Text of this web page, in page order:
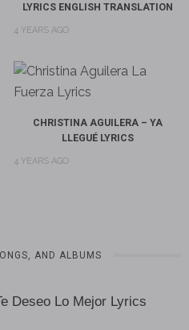
LYRICS ENGLISH TRANSLATION
4 YEARS AGO
CHRISTINA AGUILERA – YA
LLEGUÉ LYRICS
4 YEARS AGO
AND ALBUMS
Deseo Lo Mejor Lyrics